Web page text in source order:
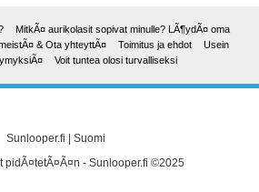
MitkÃ¤ aurikolasit sopivat minulle? LÃ¶ydÃ¤ oma
& Ota yhteyttÃ¤ Toimitus ja ehdot
Usein
Voit tuntea olosi turvalliseksi
Sunlooper.fi | Suomi
pidÃ¤tetÃ¤Ã¤n - Sunlooper.fi ©2025